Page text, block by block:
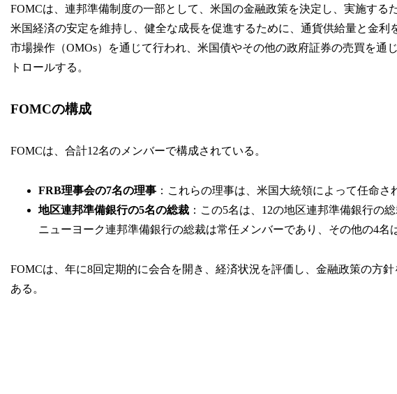
FOMCは、連邦準備制度の一部として、米国の金融政策を決定し、実施する
米国経済の安定を維持し、健全な成長を促進するために、通貨供給量と金利
市場操作（OMOs）を通じて行われ、米国債やその他の政府証券の売買を通
トロールする。
FOMCの構成
FOMCは、合計12名のメンバーで構成されている。
FRB理事会の7名の理事：これらの理事は、米国大統領によって任命さ
地区連邦準備銀行の5名の総裁：この5名は、12の地区連邦準備銀行の
ニューヨーク連邦準備銀行の総裁は常任メンバーであり、その他の4名
FOMCは、年に8回定期的に会合を開き、経済状況を評価し、金融政策の方
ある。